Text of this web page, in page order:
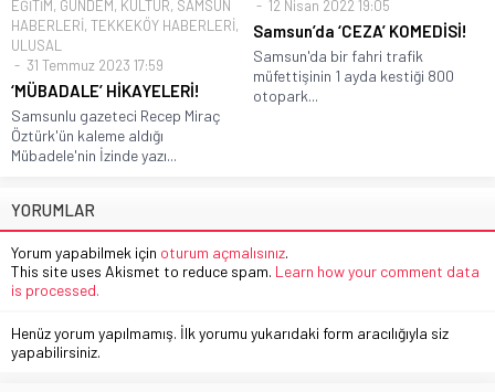
EĞİTİM, GÜNDEM, KÜLTÜR, SAMSUN
HABERLERİ, TEKKEKÖY HABERLERİ,
ULUSAL
31 Temmuz 2023 17:59
‘MÜBADALE’ HİKAYELERİ!
Samsunlu gazeteci Recep Miraç
Öztürk'ün kaleme aldığı
Mübadele'nin İzinde yazı...
12 Nisan 2022 19:05
Samsun’da ‘CEZA’ KOMEDİSİ!
Samsun'da bir fahri trafik
müfettişinin 1 ayda kestiği 800
otopark...
YORUMLAR
Yorum yapabilmek için oturum açmalısınız.
This site uses Akismet to reduce spam. Learn how your comment data
is processed.
Henüz yorum yapılmamış. İlk yorumu yukarıdaki form aracılığıyla siz
yapabilirsiniz.